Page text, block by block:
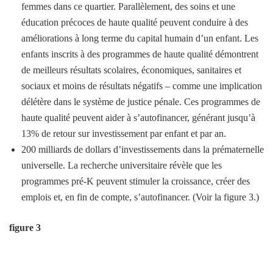
femmes dans ce quartier. Parallèlement, des soins et une
éducation précoces de haute qualité peuvent conduire à des
améliorations à long terme du capital humain d’un enfant. Les
enfants inscrits à des programmes de haute qualité démontrent
de meilleurs résultats scolaires, économiques, sanitaires et
sociaux et moins de résultats négatifs – comme une implication
délétère dans le système de justice pénale. Ces programmes de
haute qualité peuvent aider à s’autofinancer, générant jusqu’à
13% de retour sur investissement par enfant et par an.
200 milliards de dollars d’investissements dans la prématernelle
universelle. La recherche universitaire révèle que les
programmes pré-K peuvent stimuler la croissance, créer des
emplois et, en fin de compte, s’autofinancer. (Voir la figure 3.)
figure 3